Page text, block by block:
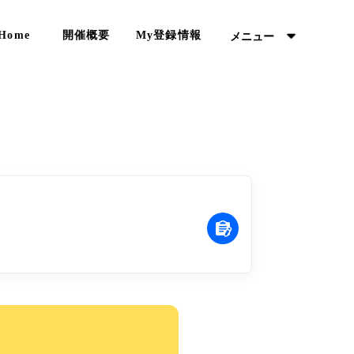
開催概要 My登録情報 メニュー